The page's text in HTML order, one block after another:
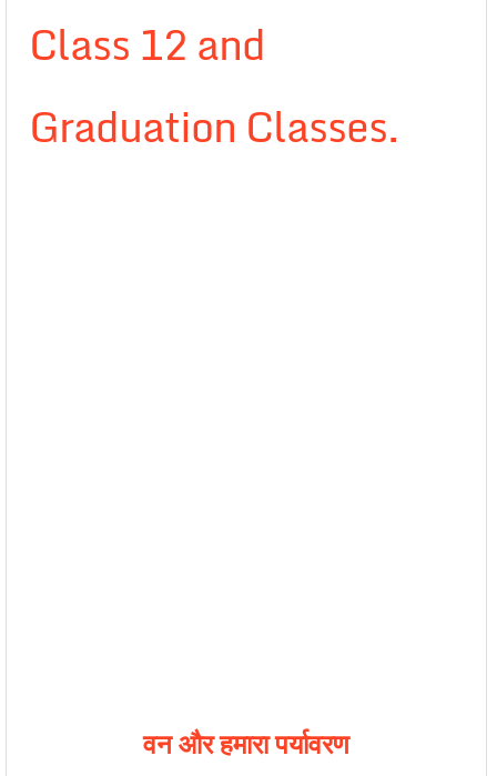
Class 12 and
Graduation Classes.
वनऔरहमारापर्यावरण